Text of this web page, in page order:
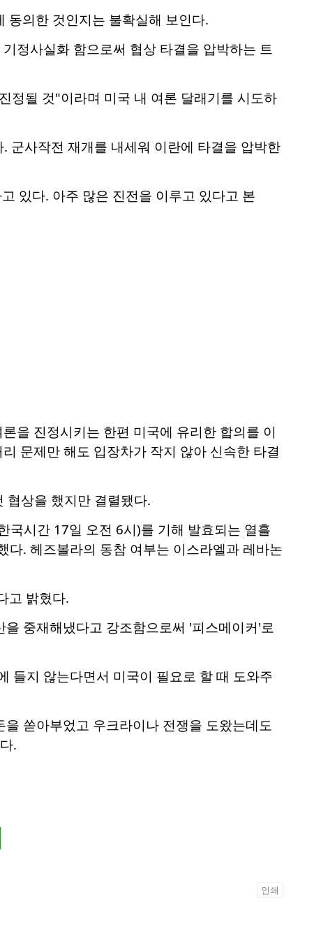
동의한 것인지는 불확실해 보인다.
정사실화 함으로써 협상 타결을 압박하는 트
정될 것"이라며 미국 내 여론 달래기를 시도하
군사작전 재개를 내세워 이란에 타결을 압박한
있다. 아주 많은 진전을 이루고 있다고 본
을 진정시키는 한편 미국에 유리한 합의를 이
문제만 해도 입장차가 작지 않아 신속한 타결
협상을 했지만 결렬됐다.
국시간 17일 오전 6시)를 기해 발효되는 열흘
. 헤즈볼라의 동참 여부는 이스라엘과 레바논
고 밝혔다.
중재해냈다고 강조함으로써 '피스메이커'로
들지 않는다면서 미국이 필요로 할 때 도와주
쏟아부었고 우크라이나 전쟁을 도왔는데도
.
인쇄